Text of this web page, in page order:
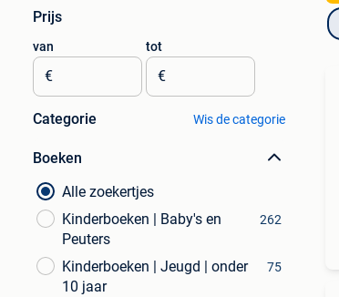
Prijs
van
€
tot
€
Categorie Wis de categorie
Boeken
Alle zoekertjes
Kinderboeken | Baby's en
Peuters
262
Kinderboeken | Jeugd | onder
10 jaar
75